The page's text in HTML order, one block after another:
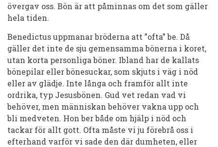
övergav oss. Bön är att påminnas om det som gäller
hela tiden.
Benedictus uppmanar bröderna att ”ofta” be. Då
gäller det inte de sju gemensamma bönerna i koret,
utan korta personliga böner. Ibland har de kallats
bönepilar eller bönesuckar, som skjuts i väg i nöd
eller av glädje. Inte långa och framför allt inte
ordrika, typ Jesusbönen. Gud vet redan vad vi
behöver, men människan behöver vakna upp och
bli medveten. Hon ber både om hjälp i nöd och
tackar för allt gott. Ofta måste vi ju förebrå oss i
efterhand varför vi sade den där dumheten, eller